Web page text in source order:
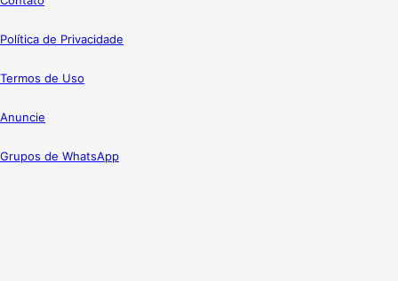
Política de Privacidade
Termos de Uso
Anuncie
Grupos de WhatsApp